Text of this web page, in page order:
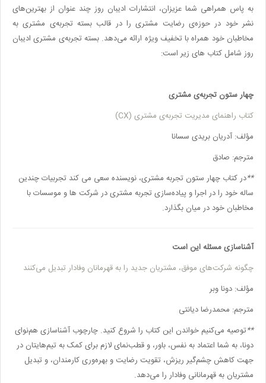
به پاس همراهی شما عزیزان،‌ انتشارات ادیبان روز چند عنوان از بهترین‌های
نشر خود در حوزه‌ی رضایت مشتری را در قالب بسته تجربه‌ی مشتری به
مخاطبان خود همراه با تخفیف ویژه ارائه می‌دهد. بسته تجربه‌ی مشتری ادیبان
روز شامل کتاب های زیر است:
چهار ستون تجربه‌ی مشتری
کتاب راهنمای مدیریت تجربه‌ی مشتری (CX)
مؤلف: آدریان بریدی سسانا
مترجم: صادق
در کتاب چهار ستون تجربه مشتری، نویسنده سعی می کند تجربیات چندین
ساله خود را در اجرا و پیاده‌سازی تجربه مشتری در شرکت ها و موسسات با
مخاطبان خود در میان بگذارد.
آشناسازی مسئله این است
چگونه شرکت‌های موفق،‌ مشتریان جدید را به قهرمانان وفادار تبدیل می‌کنند
مؤلف: دونا وبر
مترجم: محمدرضا دیانتی
توصیه می‌کنیم خواندن این کتاب را شروع کنید. چارچوب آشناسازی هم‌نوای
دونا، به شما اعتماد به نفس،‌ باور،‌ و قطب‌نمای لازم برای کمک به تیم‌هایتان در
جهت کاهش چشم‌گیر ریزش، تقویت رضایت و بهره‌وری کارمندان، و تبدیل
مشتریان به قهرمانانی وفادار را می‌دهد.